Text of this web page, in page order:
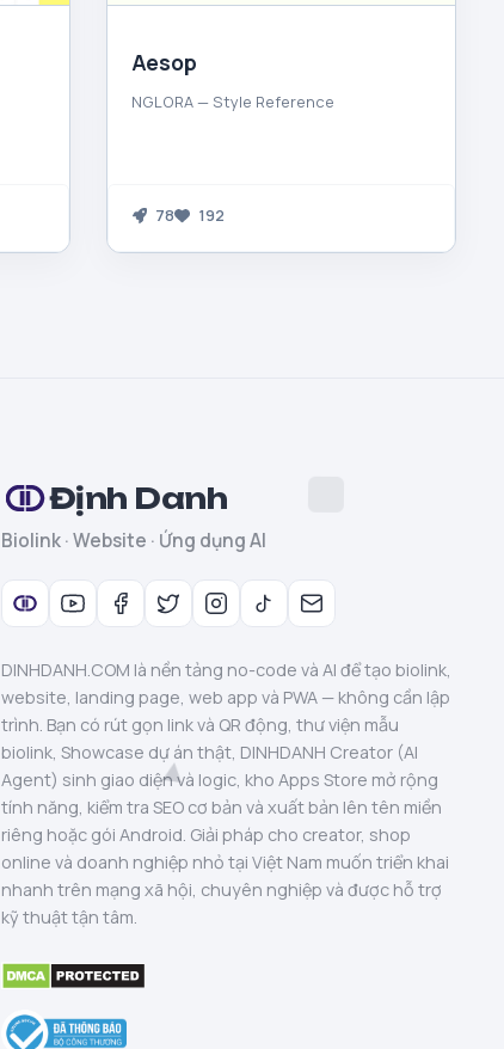
Aesop
NGLORA — Style Reference
78 192
Định Danh
Biolink · Website · Ứng dụng AI
DINHDANH.COM là nền tảng no-code và AI để tạo biolink,
website, landing page, web app và PWA — không cần lập
trình. Bạn có rút gọn link và QR động, thư viện mẫu
biolink, Showcase dự án thật, DINHDANH Creator (AI
Agent) sinh giao diện và logic, kho Apps Store mở rộng
tính năng, kiểm tra SEO cơ bản và xuất bản lên tên miền
riêng hoặc gói Android. Giải pháp cho creator, shop
online và doanh nghiệp nhỏ tại Việt Nam muốn triển khai
nhanh trên mạng xã hội, chuyên nghiệp và được hỗ trợ
kỹ thuật tận tâm.